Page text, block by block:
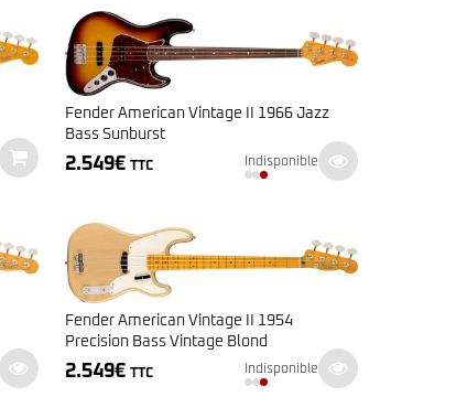
Fender American Vintage II 1966 Jazz
Bass Sunburst
2.549€ TTC Indisponible
Fender American Vintage II 1954
Precision Bass Vintage Blond
2.549€ TTC Indisponible